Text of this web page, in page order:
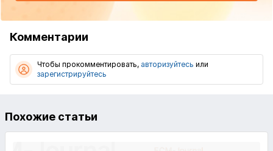
Комментарии
Чтобы прокомментировать, авторизуйтесь или
зарегистрируйтесь
Похожие статьи